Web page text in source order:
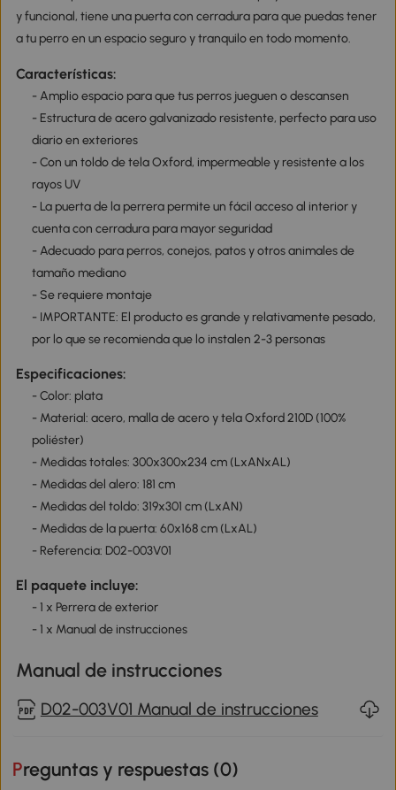
y funcional, tiene una puerta con cerradura para que puedas tener
a tu perro en un espacio seguro y tranquilo en todo momento.
Características:
- Amplio espacio para que tus perros jueguen o descansen
- Estructura de acero galvanizado resistente, perfecto para uso
diario en exteriores
- Con un toldo de tela Oxford, impermeable y resistente a los
rayos UV
- La puerta de la perrera permite un fácil acceso al interior y
cuenta con cerradura para mayor seguridad
- Adecuado para perros, conejos, patos y otros animales de
tamaño mediano
- Se requiere montaje
- IMPORTANTE: El producto es grande y relativamente pesado,
por lo que se recomienda que lo instalen 2-3 personas
Especificaciones:
- Color: plata
- Material: acero, malla de acero y tela Oxford 210D (100%
poliéster)
- Medidas totales: 300x300x234 cm (LxANxAL)
- Medidas del alero: 181 cm
- Medidas del toldo: 319x301 cm (LxAN)
- Medidas de la puerta: 60x168 cm (LxAL)
- Referencia: D02-003V01
El paquete incluye:
- 1 x Perrera de exterior
- 1 x Manual de instrucciones
Manual de instrucciones
D02-003V01 Manual de instrucciones
Preguntas y respuestas (0)